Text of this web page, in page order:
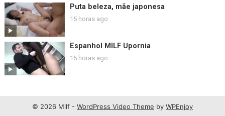
Puta beleza, mãe japonesa
15 horas ago
Espanhol MILF Upornia
15 horas ago
© 2026 Milf - WordPress Video Theme by WPEnjoy